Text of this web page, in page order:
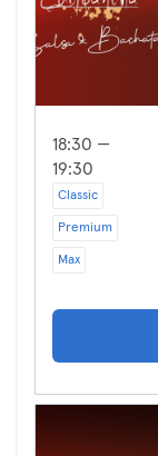
18:30 —
19:30
Classic
Premium
Max